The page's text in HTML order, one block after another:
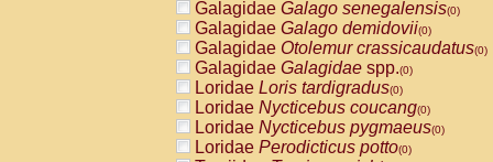
AtelidaeAlouattaspp.(0)
AtelidaeAteles belzebuth(0)
AtelidaeAteles geoffroyi(0)
AtelidaeAteles paniscus(0)
AtelidaeAtelesspp.(0)
AtelidaeLagothrix lagothricha(0)
AtelidaeLagothrix lagothricha cana
PitheciidaeCacajao calvus
Galagidae Galago senegalensis(0)
Galagidae Galago demidovii(0)
Galagidae Otolemur crassicaudatus(0)
Galagidae Galagidae spp.(0)
Loridae Loris tardigradus(0)
Loridae Nycticebus coucang(0)
Loridae Nycticebus pygmaeus(0)
Loridae Perodicticus potto(0)